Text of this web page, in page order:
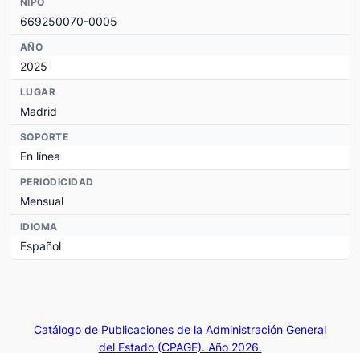
669250070-0005
AÑO
2025
LUGAR
Madrid
SOPORTE
En línea
PERIODICIDAD
Mensual
IDIOMA
Español
Catálogo de Publicaciones de la Administración General
del Estado (CPAGE). Año 2026.